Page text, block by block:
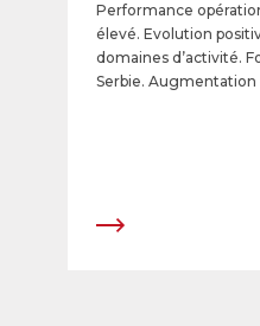
Performance
élevé. Evolution positive des nouveaux
domaines d’activité. Forte croissance en
Serbie. Augmentation du cash flow et du cash